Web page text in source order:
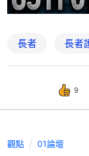
長者 長者
9
觀點 01論壇